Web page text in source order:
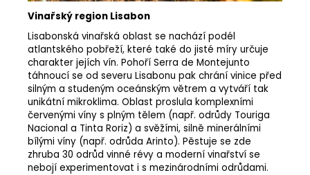
Vinařský region Lisabon
Lisabonská vinařská oblast se nachází podél
atlantského pobřeží, které také do jisté míry určuje
charakter jejích vín. Pohoří Serra de Montejunto
táhnoucí se od severu Lisabonu pak chrání vinice před
silným a studeným oceánským větrem a vytváří tak
unikátní mikroklima. Oblast proslula komplexními
červenými víny s plným tělem (např. odrůdy Touriga
Nacional a Tinta Roriz) a svěžími, silně minerálními
bílými víny (např. odrůda Arinto). Pěstuje se zde
zhruba 30 odrůd vinné révy a moderní vinařství se
nebojí experimentovat i s mezinárodními odrůdami.